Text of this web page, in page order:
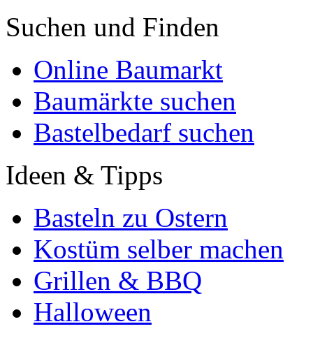
Suchen und Finden
Online Baumarkt
Baumärkte suchen
Bastelbedarf suchen
Ideen & Tipps
Basteln zu Ostern
Kostüm selber machen
Grillen & BBQ
Halloween